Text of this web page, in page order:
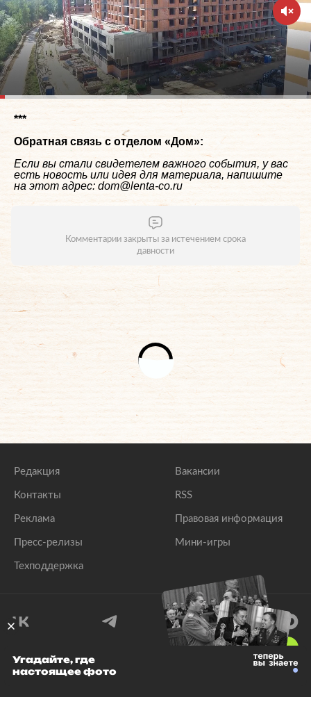
***
Обратная связь с отделом «Дом»:
Если вы стали свидетелем важного события, у вас
есть новость или идея для материала, напишите
на этот адрес: dom@lenta-co.ru
Комментарии закрыты за истечением срока
давности
Редакция
Контакты
Реклама
Пресс-релизы
Техподдержка
Вакансии
RSS
Правовая информация
Мини-игры
© 1999–2026 Все права защищены.
Угадайте, где
настоящее фото